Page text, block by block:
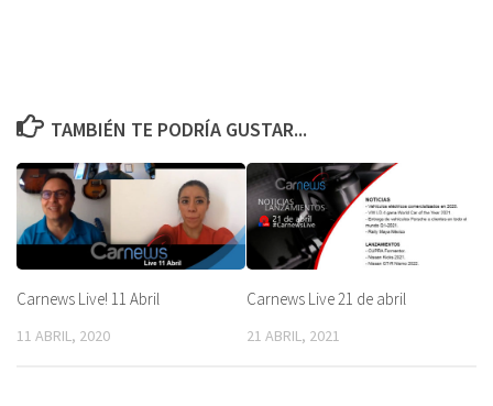
TAMBIÉN TE PODRÍA GUSTAR...
Carnews Live! 11 Abril
11 ABRIL, 2020
Carnews Live 21 de abril
21 ABRIL, 2021